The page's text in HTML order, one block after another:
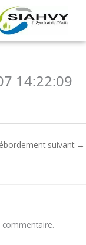
14:22:09
suivant →